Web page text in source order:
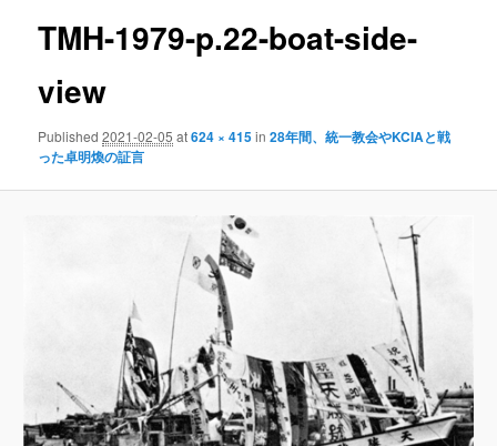
TMH-1979-p.22-boat-side-
view
Published2021-02-05 at624 × 415in28年間、統一教会やKCIAと戦
った卓明煥の証言